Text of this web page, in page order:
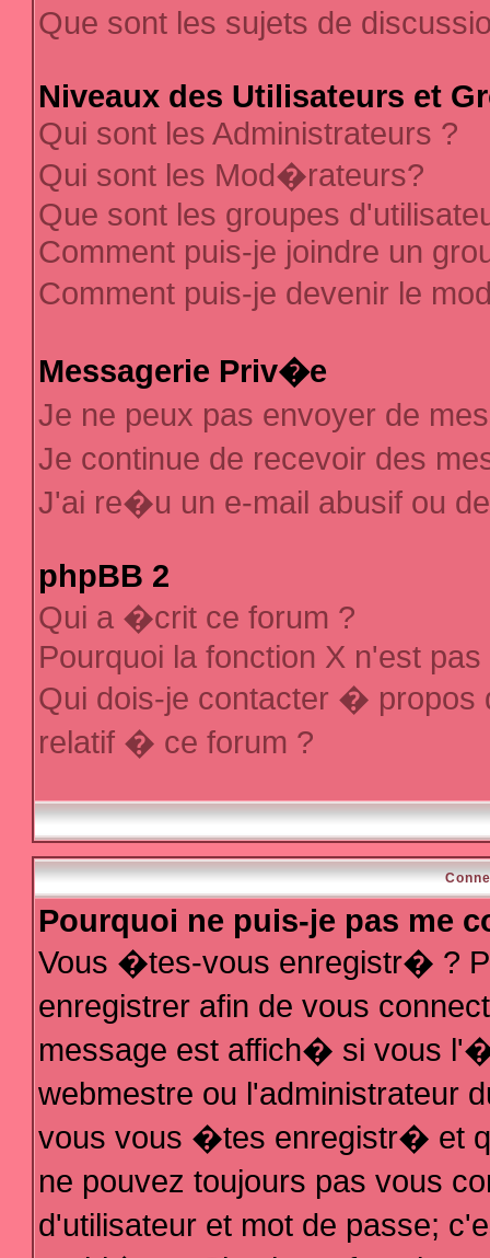
Que sont les sujets de
Niveaux des Utilisateurs et
Qui sont les Administrateurs ?
Qui sont les Mod�rateurs?
Que sont les groupes
Comment puis-je joindre un
Comment puis-je devenir le
Messagerie Priv�e
Je ne peux pas envoyer de
Je continue de recevoir des
J'ai re�u un e-mail abusif ou
phpBB 2
Qui a �crit ce forum ?
Pourquoi la fonction X n'est
Qui dois-je contacter �
relatif � ce forum ?
Pourquoi ne puis-je pas me
Vous �tes-vous enregistr� ?
enregistrer afin de vous
message est affich� si vous
webmestre ou l'administrateur
vous vous �tes enregistr� et
ne pouvez toujours pas vous
d'utilisateur et mot de passe;